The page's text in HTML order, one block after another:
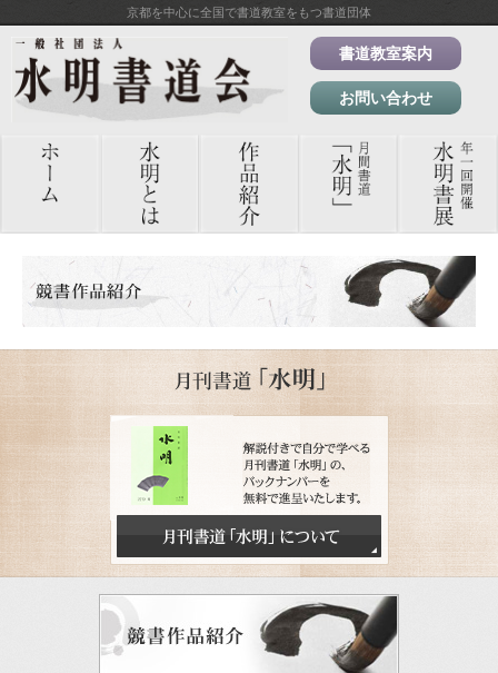
京都を中心に全国で書道教室をもつ書道団体
書道教室案内
お問い合わせ